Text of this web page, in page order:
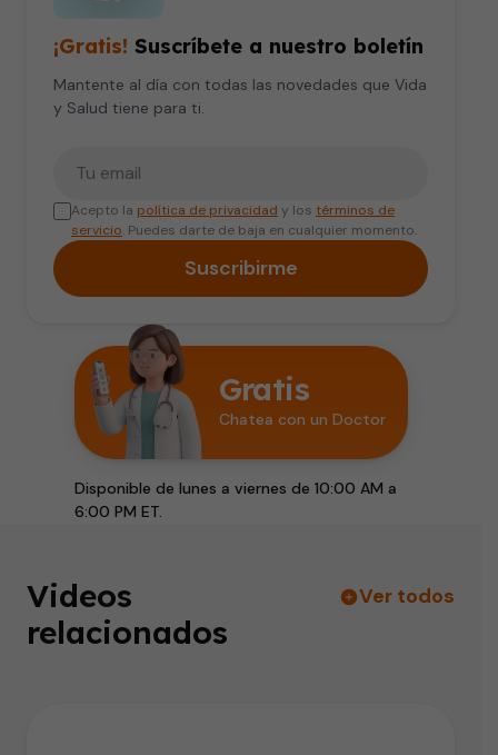
¡Gratis! Suscríbete a nuestro boletín
Mantente al día con todas las novedades que Vida
y Salud tiene para ti.
Acepto la política de privacidad y los términos de
servicio. Puedes darte de baja en cualquier momento.
Suscribirme
Gratis
Chatea con un Doctor
Disponible de lunes a viernes de 10:00 AM a
6:00 PM ET.
Videos
relacionados
Ver todos